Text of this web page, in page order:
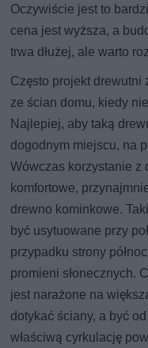
Oczywiście jest to
cena jest wyższa, a
trwa dłużej, ale warto
Często projekt drewutni
ze ścian domu, kiedy
Najlepiej, aby taką
dogodnym miejscu, na
Wówczas korzystanie z
komfortowe,
drewno kominkowe.
być usytuowane przy
przypadku strony
promieni słonecznych.
jest narażone na
dotykać ściany, a być
właściwą cyrkulację